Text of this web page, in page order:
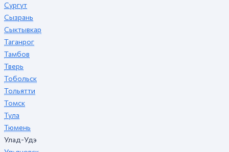
Сургут
Сызрань
Сыктывкар
Таганрог
Тамбов
Тверь
Тобольск
Тольятти
Томск
Тула
Тюмень
Улад-Удэ